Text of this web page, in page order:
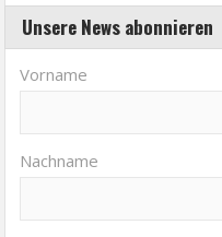
Unsere News abonnieren
Vorname
Nachname